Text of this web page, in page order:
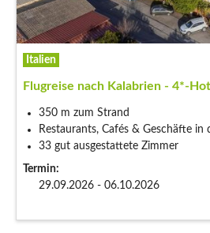
Italien
Flugreise nach Kalabrien - 4*-
350 m zum Strand
Restaurants, Cafés & Geschäfte in
33 gut ausgestattete Zimmer
Termin:
29.09.2026 - 06.10.2026